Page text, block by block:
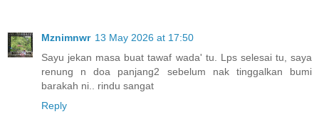
Mznimnwr 13 May 2026 at 17:50
Sayu jekan masa buat tawaf wada' tu. Lps selesai tu, saya
renung n doa panjang2 sebelum nak tinggalkan bumi
barakah ni.. rindu sangat
Reply